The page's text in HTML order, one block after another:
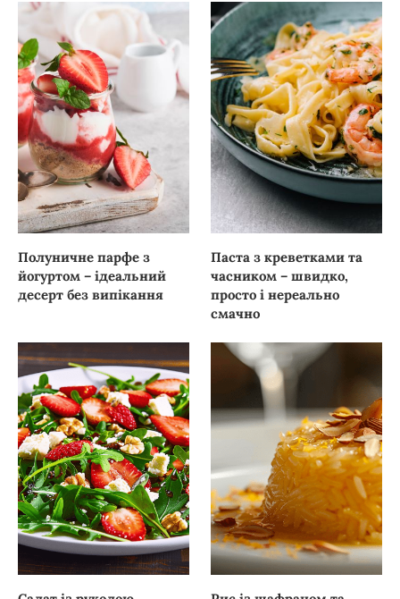
Полуничне парфе з
йогуртом – ідеальний
десерт без випікання
Паста з креветками та
часником – швидко,
просто і нереально
смачно